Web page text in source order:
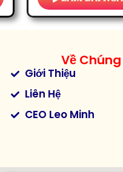
Về
Giới Thiệu
Liên Hệ
CEO Leo Minh